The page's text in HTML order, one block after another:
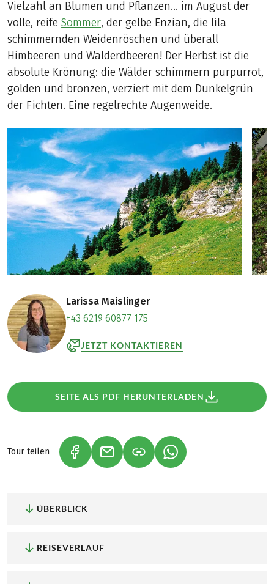
Vielzahl an Blumen und Pflanzen... im August der
volle, reifeSommer, der gelbe Enzian, die lila
schimmernden Weidenröschen und überall
Himbeeren und Walderdbeeren! Der Herbst ist die
absolute Krönung: die Wälder schimmern purpurrot,
golden und bronzen, verziert mit dem Dunkelgrün
der Fichten. Eine regelrechte Augenweide.
Larissa Maislinger
+43 6219 60877 175
JETZT KONTAKTIEREN
SEITE ALS PDF HERUNTERLADEN
Tour teilen (LINK ÖFFNET IN NEUEM TAB)
(LINK ÖFFNET IN NEUEM TAB)
(LINK ÖFFNET IN
ÜBERBLICK
REISEVERLAUF